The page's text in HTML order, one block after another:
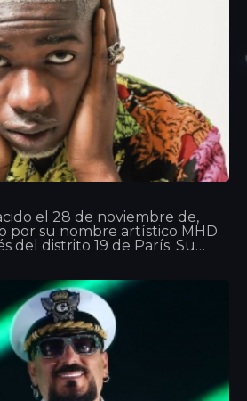
el 28 de noviembre de,
por su nombre artístico MHD
del distrito 19 de París. Su
colectivo 19 Réseaux con